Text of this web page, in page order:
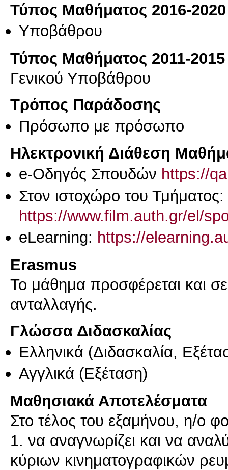
Τύπος Μαθήματος 2016-2020
Υποβάθρου
Τύπος Μαθήματος 2011-2015
Γενικού Υποβάθρου
Τρόπος Παράδοσης
Πρόσωπο με πρόσωπο
Ηλεκτρονική Διάθεση
e-Οδηγός Σπουδών https://
Στον ιστοχώρο του Τμήματος:
https://www.film.auth.gr/el/
eLearning: https://
Erasmus
Το μάθημα προσφέρεται και
ανταλλαγής.
Γλώσσα Διδασκαλίας
Ελληνικά (Διδασκαλία,
Αγγλικά (Εξέταση)
Μαθησιακά Αποτελέσματα
Στο τέλος του εξαμήνου, η/ο
1. να αναγνωρίζει και να
κύριων κινηματογραφικών